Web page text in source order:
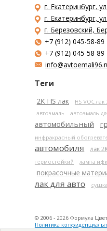
г. Екатеринбург,
г. Екатеринбург,
г. Березовский,
+7 (912) 045-58-89
+7 (912) 045-58-89
Теги
2К HS лак HS VOC лак
автоэмаль
автоэмаль
автомобильный
инфракрасный
автомобиля
лак
термостойкий
лампа ифк
покрасочные
лак для авто
© 2006 - 2026 Формула
Политика